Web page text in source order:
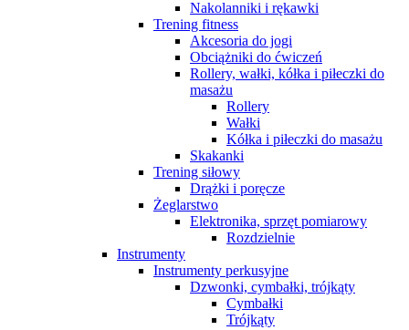
Nakolanniki i rękawki
Trening fitness
Akcesoria do jogi
Obciążniki do ćwiczeń
Rollery, wałki, kółka i piłeczki do
masażu
Rollery
Wałki
Kółka i piłeczki do masażu
Skakanki
Trening siłowy
Drążki i poręcze
Żeglarstwo
Elektronika, sprzęt pomiarowy
Rozdzielnie
Instrumenty
Instrumenty perkusyjne
Dzwonki, cymbałki, trójkąty
Cymbałki
Trójkąty